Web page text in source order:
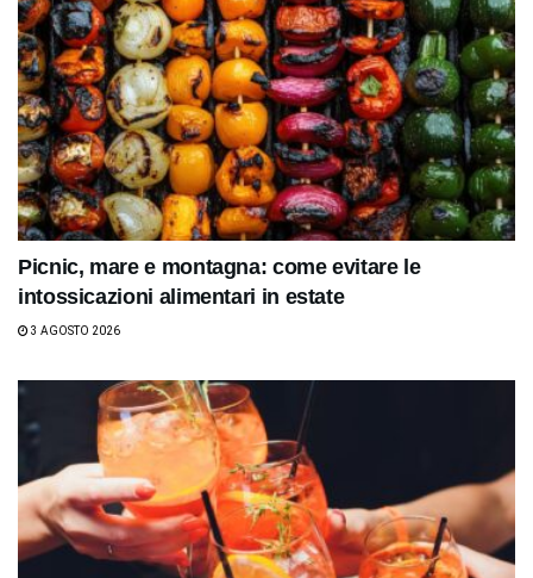
Picnic, mare e montagna: come evitare le
intossicazioni alimentari in estate
3 AGOSTO 2026